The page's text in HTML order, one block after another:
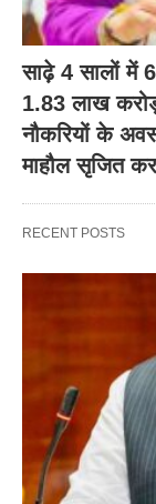
साढ़े 4 सालों में
1.83 लाख
नौकरियों के
माहौल सृजित
RECENT POSTS